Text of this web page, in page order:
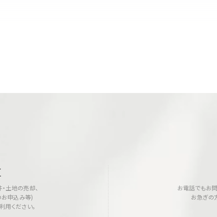
土地の売却、
お申込み等)
ください。
お電話でもお
お急ぎの